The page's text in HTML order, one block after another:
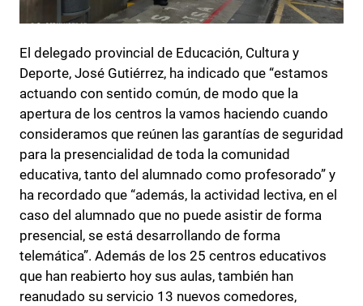
El delegado provincial de Educación, Cultura y
Deporte, José Gutiérrez, ha indicado que “estamos
actuando con sentido común, de modo que la
apertura de los centros la vamos haciendo cuando
consideramos que reúnen las garantías de seguridad
para la presencialidad de toda la comunidad
educativa, tanto del alumnado como profesorado” y
ha recordado que “además, la actividad lectiva, en el
caso del alumnado que no puede asistir de forma
presencial, se está desarrollando de forma
telemática”. Además de los 25 centros educativos
que han reabierto hoy sus aulas, también han
reanudado su servicio 13 nuevos comedores,